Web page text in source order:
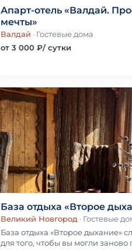
Апарт-отель «Валдай.
мечты»
Валдай · Гостевые дома
от 3 000 ₽/ сутки
База отдыха «Второе
Великий Новгород · Гостевые
База отдыха «Второе дыхание»
для того, чтобы вы могли заново